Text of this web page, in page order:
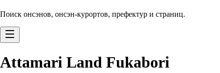
Поиск онсэнов, онсэн-курортов, префектур и страниц.
Attamari Land Fukabori